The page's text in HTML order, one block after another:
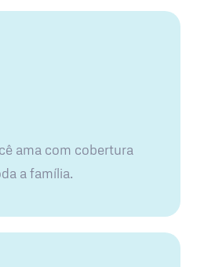
ama com cobertura
a família.